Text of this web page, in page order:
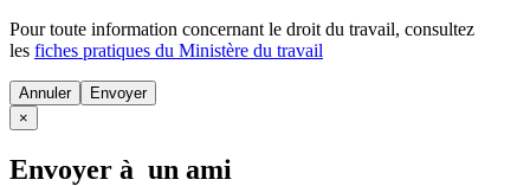
Pour toute information concernant le droit du travail, consultez
les fiches pratiques du Ministère du travail
Annuler
×
Envoyer à un ami